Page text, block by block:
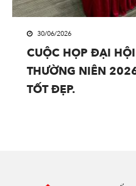
30/06/2026
CUỘC HỌP ĐẠI
THƯỜNG NIÊN
TỐT ĐẸP.